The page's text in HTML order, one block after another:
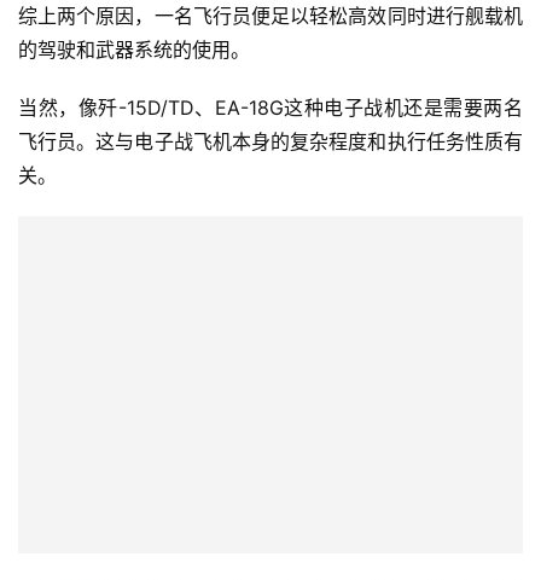
综上两个原因，一名飞行员便足以轻松高效同时进行舰载机
的驾驶和武器系统的使用。
当然，像歼-15D/TD、EA-18G这种电子战机还是需要两名
飞行员。这与电子战飞机本身的复杂程度和执行任务性质有
关。